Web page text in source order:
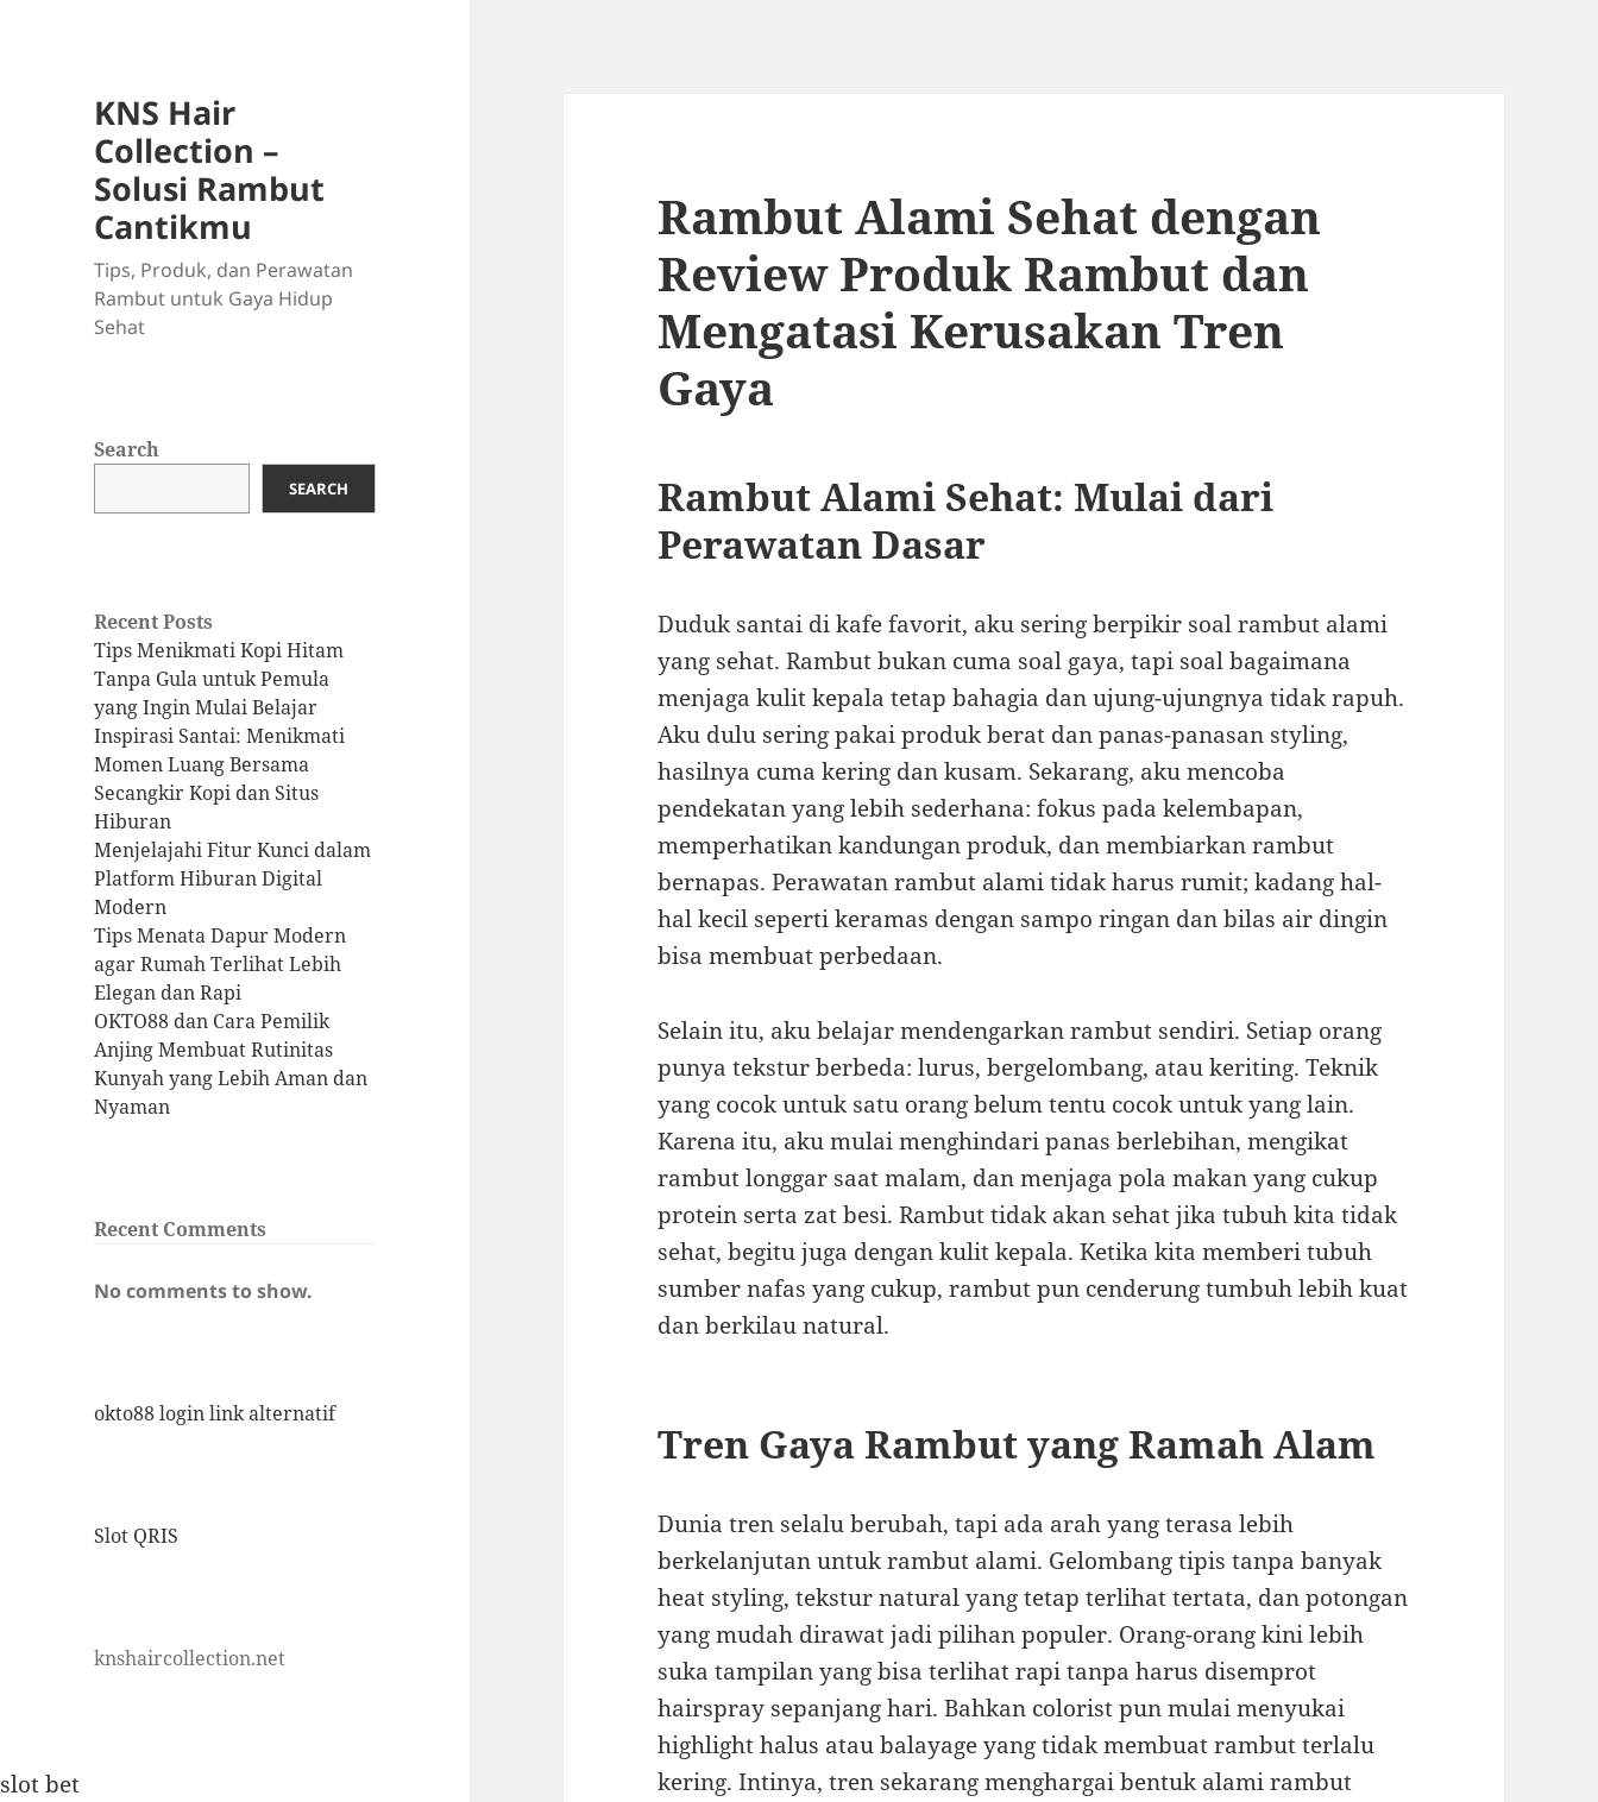
KNS Hair
Collection –
Solusi Rambut
Cantikmu
Tips, Produk, dan Perawatan
Rambut untuk Gaya Hidup
Sehat
Search
SEARCH
Recent Posts
Tips Menikmati Kopi Hitam
Tanpa Gula untuk Pemula
yang Ingin Mulai Belajar
Inspirasi Santai: Menikmati
Momen Luang Bersama
Secangkir Kopi dan Situs
Hiburan
Menjelajahi Fitur Kunci dalam
Platform Hiburan Digital
Modern
Tips Menata Dapur Modern
agar Rumah Terlihat Lebih
Elegan dan Rapi
OKTO88 dan Cara Pemilik
Anjing Membuat Rutinitas
Kunyah yang Lebih Aman dan
Nyaman
Recent Comments
No comments to show.
okto88 login link alternatif
Slot QRIS
knshaircollection.net
slot bet
Rambut Alami Sehat dengan
Review Produk Rambut dan
Mengatasi Kerusakan Tren
Gaya
Rambut Alami Sehat: Mulai dari
Perawatan Dasar
Duduk santai di kafe favorit, aku sering berpikir soal rambut alami
yang sehat. Rambut bukan cuma soal gaya, tapi soal bagaimana
menjaga kulit kepala tetap bahagia dan ujung-ujungnya tidak rapuh.
Aku dulu sering pakai produk berat dan panas-panasan styling,
hasilnya cuma kering dan kusam. Sekarang, aku mencoba
pendekatan yang lebih sederhana: fokus pada kelembapan,
memperhatikan kandungan produk, dan membiarkan rambut
bernapas. Perawatan rambut alami tidak harus rumit; kadang hal-
hal kecil seperti keramas dengan sampo ringan dan bilas air dingin
bisa membuat perbedaan.
Selain itu, aku belajar mendengarkan rambut sendiri. Setiap orang
punya tekstur berbeda: lurus, bergelombang, atau keriting. Tekni­k
yang cocok untuk satu orang belum tentu cocok untuk yang lain.
Karena itu, aku mulai menghindari panas berlebihan, mengikat
rambut longgar saat malam, dan menjaga pola makan yang cukup
protein serta zat besi. Rambut tidak akan sehat jika tubuh kita tidak
sehat, begitu juga dengan kulit kepala. Ketika kita memberi tubuh
sumber nafas yang cukup, rambut pun cenderung tumbuh lebih kuat
dan berkilau natural.
Tren Gaya Rambut yang Ramah Alam
Dunia tren selalu berubah, tapi ada arah yang terasa lebih
berkelanjutan untuk rambut alami. Gelombang tipis tanpa banyak
heat styling, tekstur natural yang tetap terlihat tertata, dan potongan
yang mudah dirawat jadi pilihan populer. Orang-orang kini lebih
suka tampilan yang bisa terlihat rapi tanpa harus disemprot
hairspray sepanjang hari. Bahkan colorist pun mulai menyukai
highlight halus atau balayage yang tidak membuat rambut terlalu
kering. Intinya, tren sekarang menghargai bentuk alami rambut